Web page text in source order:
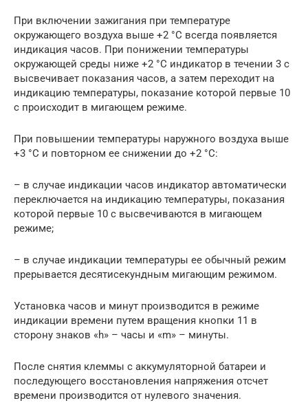
При включении зажигания при температуре
окружающего воздуха выше +2 °С всегда появляется
индикация часов. При понижении температуры
окружающей среды ниже +2 °С индикатор в течении 3 с
высвечивает показания часов, а затем переходит на
индикацию температуры, показание которой первые 10
с происходит в мигающем режиме.
При повышении температуры наружного воздуха выше
+3 °С и повторном ее снижении до +2 °С:
– в случае индикации часов индикатор автоматически
переключается на индикацию температуры, показания
которой первые 10 с высвечиваются в мигающем
режиме;
– в случае индикации температуры ее обычный режим
прерывается десятисекундным мигающим режимом.
Установка часов и минут производится в режиме
индикации времени путем вращения кнопки 11 в
сторону знаков «h» – часы и «m» – минуты.
После снятия клеммы с аккумуляторной батареи и
последующего восстановления напряжения отсчет
времени производится от нулевого значения.